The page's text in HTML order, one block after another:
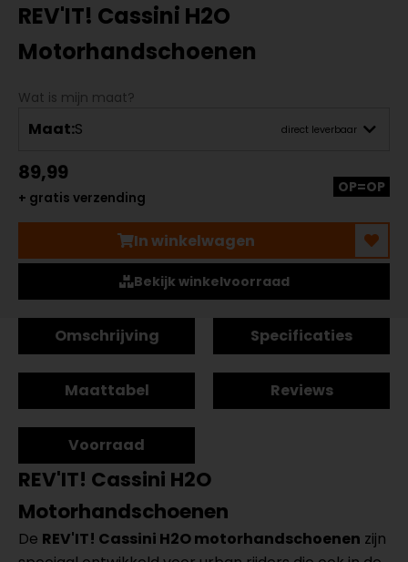
REV'IT! Cassini H2O
Motorhandschoenen
Wat is mijn maat?
Maat:S direct leverbaar
89,99
+ gratis verzending
OP=OP
In winkelwagen
Bekijk winkelvoorraad
Omschrijving Specificaties
Maattabel Reviews
Voorraad
REV'IT! Cassini H2O
Motorhandschoenen
De REV'IT! Cassini H2O motorhandschoenen zijn